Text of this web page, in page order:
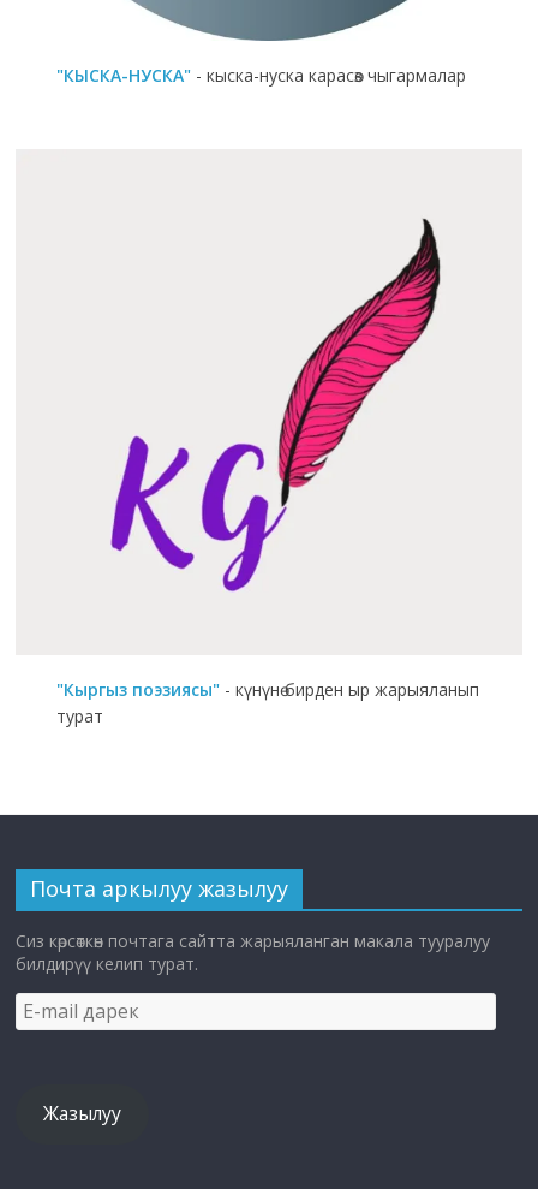
"КЫСКА-НУСКА" - кыска-нуска карасөз чыгармалар
"Кыргыз поэзиясы" - күнүнө бирден ыр жарыяланып
турат
Почта аркылуу жазылуу
Сиз көрсөткөн почтага сайтта жарыяланган макала тууралуу
билдирүү келип турат.
E-
mail
Жазылуу